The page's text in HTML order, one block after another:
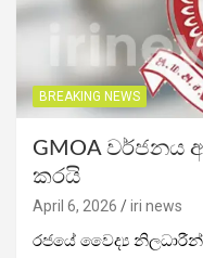
BREAKING NEWS
GMOA වර්ජනය
කරයි
April 6, 2026 iri news
රජයේ වෛද්‍ය